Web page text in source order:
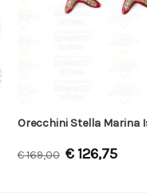
Orecchini Stella Marina
€169,00 €126,75